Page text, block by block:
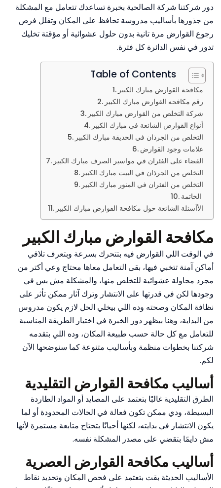
دور شركتنا شركة الصالحية بخبرة تساعدك تتعامل مع المشكلة
من جذورها بأساليب مدروسة تحافظ على المكان وتقلل فرص
رجوع القوارض مرة تانية بدون حلول عشوائية أو مؤقتة تخليك
تدور في نفس الدائرة كل فترة.
Table of Contents
مكافحة القوارض مبارك الكبير
رقم مكافحه القوارض مبارك الكبير
شركة التخلص من القوارض مبارك الكبير
أنواع القوارض الشائعة في مبارك الكبير
التخلص من الجرذان في الحديقة مبارك الكبير
علامات وجود القوارض
القضاء على الفئران في مواسير الصرف مبارك الكبير
التخلص من الجرذان في البيت مبارك الكبير
التخلص من الفئران في المنور مبارك الكبير
الأأسئلة الشائعة حول مكافحة القوارض مبارك الكبير
مكافحة القوارض مبارك الكبير
في الوقت اللي القوارض فيه بتتحرك بسرعة وبتعرف تلاقي
أماكن آمنة تتخبي فيها، بقى التعامل معاها محتاج وعي أكتر من
مجرد محاولة عشوائية للتخلص منها، والمشكلة مش بس في
وجودها لكن في قدرتها على الانتشار وترك آثار ممكن تأثر على
نظافة المكان وصحته وده اللي بيخلي الحل لازم يكون مدروس
من البداية، وهنا بيظهر دور الخبرة في اختيار الطريقة المناسبة
للتعامل مع كل حالة حسب طبيعة المكان، وده اللي بتقدمه
شركتنا بخطوات منظمة وبأساليب متنوعة كما سنوضحها الآن
لكم.
أساليب مكافحة القوارض التقليدية
الطرق التقليدية غالبًا بتعتمد على المصايد أو المواد الطاردة
البسيطة، ودي ممكن تكون فعالة في الحالات المحدودة أو لما
يكون الانتشار في بدايته، لكنها أحيانًا بتحتاج متابعة مستمرة لأنها
مش دايمًا بتقضي على مصدر المشكلة نفسه.
أساليب مكافحة القوارض العصرية
الأساليب الحديثة بقت بتعتمد على فحص المكان وتحديد نقاط